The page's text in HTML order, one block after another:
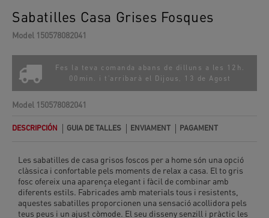
Sabatilles Casa Grises Fosques
Model 150578082041
Fes la teva comanda abans de dilluns a les 12h.
00min. i t'arribarà el
Dijous, 13 de Agost
Model 150578082041
DESCRIPCIÓN GUIA DE TALLES ENVIAMENT PAGAMENT
Les sabatilles de casa grisos foscos per a home són una opció
clàssica i confortable pels moments de relax a casa. El to gris
fosc ofereix una aparença elegant i fàcil de combinar amb
diferents estils. Fabricades amb materials tous i resistents,
aquestes sabatilles proporcionen una sensació acollidora pels
teus peus i un ajust còmode. El seu disseny senzill i pràctic les